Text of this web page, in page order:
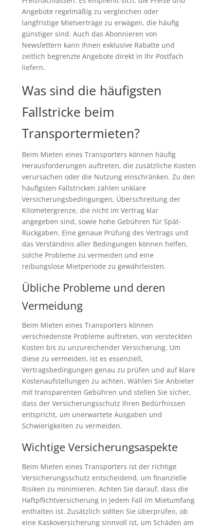
Angebote regelmäßig zu vergleichen oder
langfristige Mietverträge zu erwägen, die häufig
günstiger sind. Auch das Abonnieren von
Newslettern kann Ihnen exklusive Rabatte und
zeitlich begrenzte Angebote direkt in Ihr Postfach
liefern.
Was sind die häufigsten
Fallstricke beim
Transportermieten?
Beim Mieten eines Transporters können häufig
Herausforderungen auftreten, die zusätzliche Kosten
verursachen oder die Nutzung einschränken. Zu den
häufigsten Fallstricken zählen unklare
Versicherungsbedingungen, Überschreitung der
Kilometergrenze, die nicht im Vertrag klar
angegeben sind, sowie hohe Gebühren für Spät-
Rückgaben. Eine genaue Prüfung des Vertrags und
das Verständnis aller Bedingungen können helfen,
solche Probleme zu vermeiden und eine
reibungslose Mietperiode zu gewährleisten.
Übliche Probleme und deren
Vermeidung
Beim Mieten eines Transporters können
verschiedenste Probleme auftreten, von versteckten
Kosten bis zu unzureichender Versicherung. Um
diese zu vermeiden, ist es essenziell,
Vertragsbedingungen genau zu prüfen und auf klare
Kostenaufstellungen zu achten. Wählen Sie Anbieter
mit transparenten Gebühren und stellen Sie sicher,
dass der Versicherungsschutz Ihren Bedürfnissen
entspricht, um unerwartete Ausgaben und
Schwierigkeiten zu vermeiden.
Wichtige Versicherungsaspekte
Beim Mieten eines Transporters ist der richtige
Versicherungsschutz entscheidend, um finanzielle
Risiken zu minimieren. Achten Sie darauf, dass die
Haftpflichtversicherung in jedem Fall im Mietumfang
enthalten ist. Zusätzlich sollten Sie überprüfen, ob
eine Kaskoversicherung sinnvoll ist, um Schäden am